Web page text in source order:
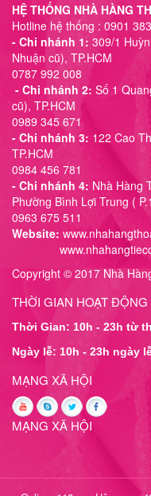
HỆ THỐNG NHÀ HÀNG
Hotline hệ thống : 0901
- Chi nhánh 1: 309/1
Nhuận cũ), TP.HCM
0787 992 008
- Chi nhánh 2: Số 1
cũ), TP.HCM
0989 345 671
- Chi nhánh 3: 122 Cao
TP.HCM
0984 456 781
- Chi nhánh 4: Nhà Hàng
Phường Bình Lợi Trung (
0963 675 511
Website:
Copyright © 2017 Nhà
THỜI GIAN HOẠT ĐỘNG
Thời Gian: 10h - 23h từ
Ngày lễ: 10h - 23h ngày
MẠNG XÃ HỘI
MẠNG XÃ HỘI